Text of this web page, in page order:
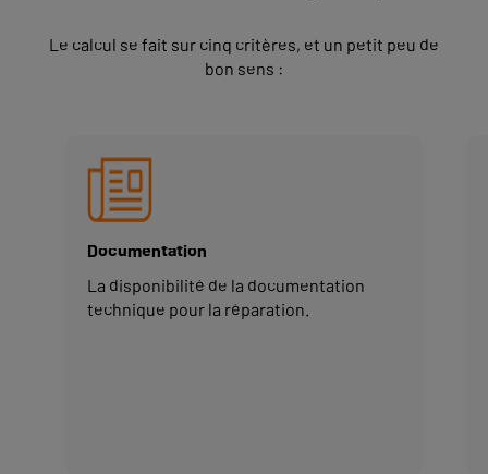
Le calcul se fait sur cinq critères, et un petit peu de
bon sens :
Documentation
La disponibilité de la documentation
technique pour la réparation.